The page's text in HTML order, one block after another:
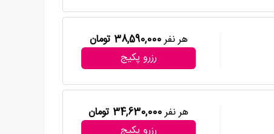
هر نفر38,590,000 تومان
رزرو پکیج
هر نفر34,630,000 تومان
رزرو پکیج